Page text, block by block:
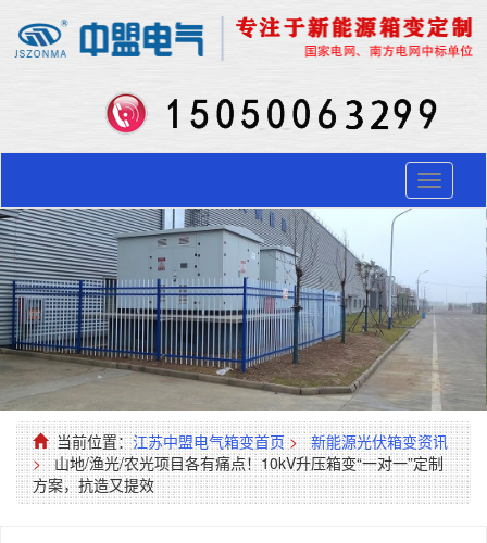
Toggle
当前位置：江苏中盟电气箱变首页 >
新能源光伏箱变资讯
> 山地/渔光/农光项目各有痛点！10kV升压箱变“一对一”定制
方案，抗造又提效